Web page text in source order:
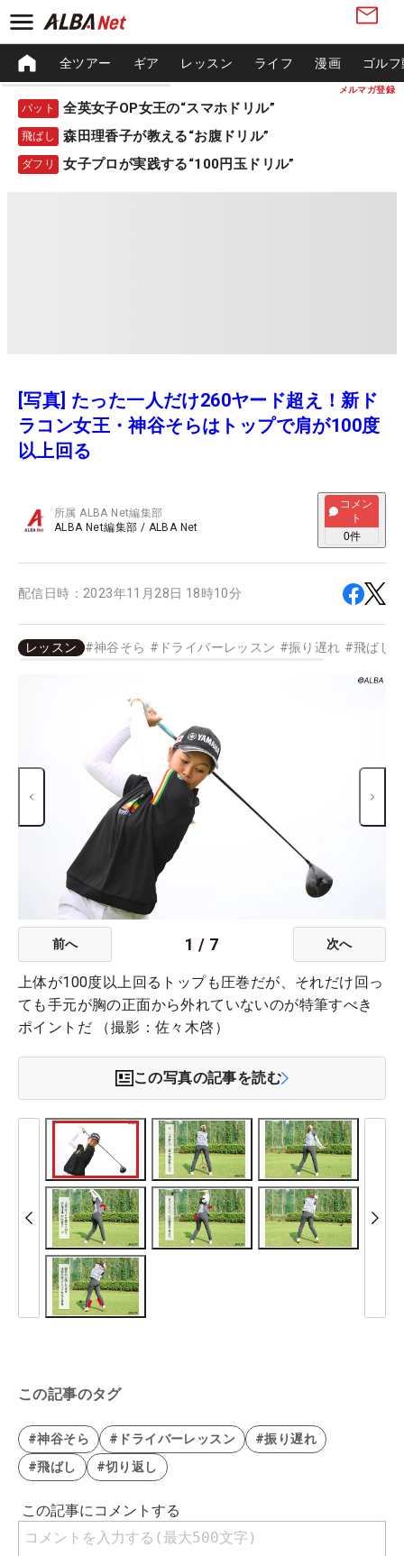
メルマガ登録
全ツアー ギア レッスン ライフ 漫画 ゴル
パット 全英女子OP女王の“スマホドリル”
飛ばし 森田理香子が教える“お腹ドリル”
ダフリ 女子プロが実践する“100円玉ドリル”
[写真] たった一人だけ260ヤード超え！新ド
ラコン女王・神谷そらはトップで肩が100度
以上回る
所属ALBA Net編集部
ALBA Net編集部 / ALBA Net
コメン
ト
0件
配信日時： 2023年11月28日 18時10分
レッスン #神谷そら # ドライバーレッスン #振り遅れ #飛ばし
前へ 1 / 7 次へ
上体が100度以上回るトップも圧巻だが、それだけ回っ
ても手元が胸の正面から外れていないのが特筆すべき
ポイントだ （撮影：佐々木啓）
この写真の記事を読む
この記事のタグ
#神谷そら #ドライバーレッスン
#振り遅れ
#飛ばし
#切り返し